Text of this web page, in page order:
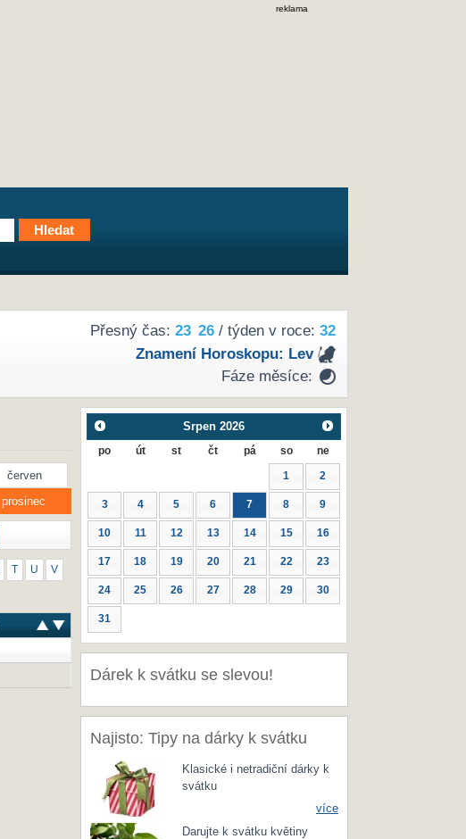
reklama
Přesný čas: 23 26/ týden v roce: 32
Znamení Horoskopu: Lev
Fáze měsíce:
červen
prosinec
U V
Srpen 2026
po út st čt pá so ne
1 2
3 4 5 6 7 8 9
10 11 12 13 14 15 16
17 18 19 20 21 22 23
24 25 26 27 28 29 30
31
Dárek k svátku se slevou!
Najisto: Tipy na dárky k svátku
Klasické i netradiční dárky k
svátku
více
Darujte k svátku květiny